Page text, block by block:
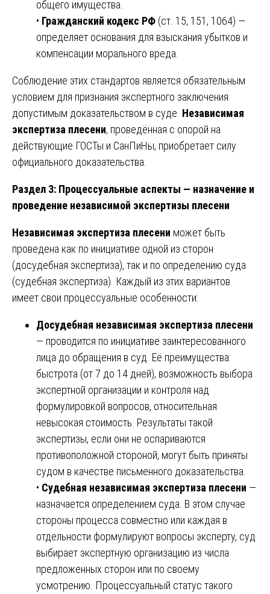
общего имущества.
• Гражданский кодекс РФ (ст. 15, 151, 1064) —
определяет основания для взыскания убытков и
компенсации морального вреда.
Соблюдение этих стандартов является обязательным
условием для признания экспертного заключения
допустимым доказательством в суде. Независимая
экспертиза плесени, проведённая с опорой на
действующие ГОСТы и СанПиНы, приобретает силу
официального доказательства.
Раздел 3: Процессуальные аспекты — назначение и
проведение независимой экспертизы плесени
Независимая экспертиза плесени может быть
проведена как по инициативе одной из сторон
(досудебная экспертиза), так и по определению суда
(судебная экспертиза). Каждый из этих вариантов
имеет свои процессуальные особенности:
Досудебная независимая экспертиза плесени
— проводится по инициативе заинтересованного
лица до обращения в суд. Её преимущества:
быстрота (от 7 до 14 дней), возможность выбора
экспертной организации и контроля над
формулировкой вопросов, относительная
невысокая стоимость. Результаты такой
экспертизы, если они не оспариваются
противоположной стороной, могут быть приняты
судом в качестве письменного доказательства.
• Судебная независимая экспертиза плесени —
назначается определением суда. В этом случае
стороны процесса совместно или каждая в
отдельности формулируют вопросы эксперту, суд
выбирает экспертную организацию из числа
предложенных сторон или по своему
усмотрению. Процессуальный статус такого